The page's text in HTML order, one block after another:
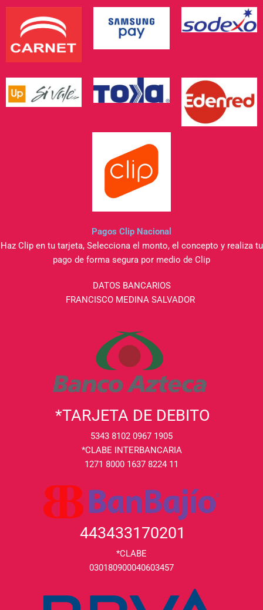
Pagos Clip Nacional
Haz Clip en tu tarjeta, Selecciona el monto, el concepto y realiza tu
pago de forma segura por medio de Clip
DATOS BANCARIOS
FRANCISCO MEDINA SALVADOR
*TARJETA DE DEBITO
5343 8102 0967 1905
*CLABE INTERBANCARIA
1271 8000 1637 8224 11
443433170201
*CLABE
030180900040603457